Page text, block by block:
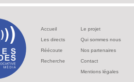
Accueil
Les directs
Réécoute
Recherche
Le projet
Qui sommes nous
Nos partenaires
Contact
Mentions légales